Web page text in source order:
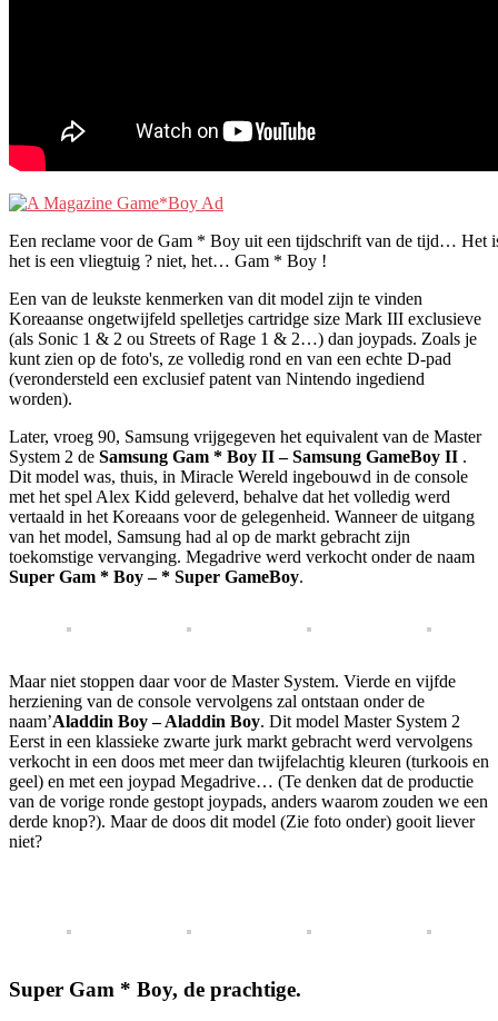
Een reclame voor de Gam * Boy uit een tijdschrift van de tijd… Het
het is een vliegtuig ? niet, het… Gam * Boy !
Een van de leukste kenmerken van dit model zijn te vinden
Koreaanse ongetwijfeld spelletjes cartridge size Mark III exclusieve
(als Sonic 1 & 2 ou Streets of Rage 1 & 2…) dan joypads. Zoals je
kunt zien op de foto's, ze volledig rond en van een echte D-pad
(verondersteld een exclusief patent van Nintendo ingediend
worden).
Later, vroeg 90, Samsung vrijgegeven het equivalent van de Master
System 2 de Samsung Gam * Boy II – Samsung GameBoy II .
Dit model was, thuis, in Miracle Wereld ingebouwd in de console
met het spel Alex Kidd geleverd, behalve dat het volledig werd
vertaald in het Koreaans voor de gelegenheid. Wanneer de uitgang
van het model, Samsung had al op de markt gebracht zijn
toekomstige vervanging. Megadrive werd verkocht onder de naam
Super Gam * Boy – * Super GameBoy.
Maar niet stoppen daar voor de Master System. Vierde en vijfde
herziening van de console vervolgens zal ontstaan ​​onder de
naam’Aladdin Boy – Aladdin Boy. Dit model Master System 2
Eerst in een klassieke zwarte jurk markt gebracht werd vervolgens
verkocht in een doos met meer dan twijfelachtig kleuren (turkoois en
geel) en met een joypad Megadrive… (Te denken dat de productie
van de vorige ronde gestopt joypads, anders waarom zouden we een
derde knop?). Maar de doos dit model (Zie foto onder) gooit liever
niet?
Super Gam * Boy, de prachtige.